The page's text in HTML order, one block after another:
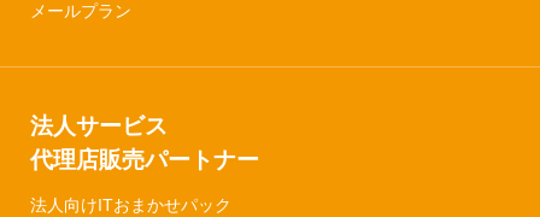
メールプラン
法人サービス
代理店販売パートナー
法人向けITおまかせパック